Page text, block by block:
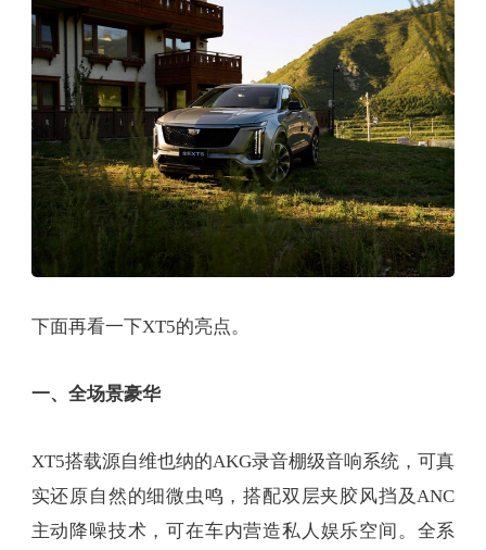
下面再看一下XT5的亮点。
一、全场景豪华
XT5搭载源自维也纳的AKG录音棚级音响系统，可真
实还原自然的细微虫鸣，搭配双层夹胶风挡及ANC
主动降噪技术，可在车内营造私人娱乐空间。全系